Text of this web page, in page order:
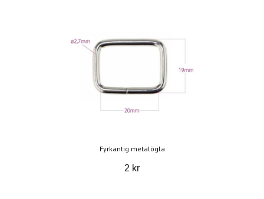
Fyrkantig metalögla
2 kr